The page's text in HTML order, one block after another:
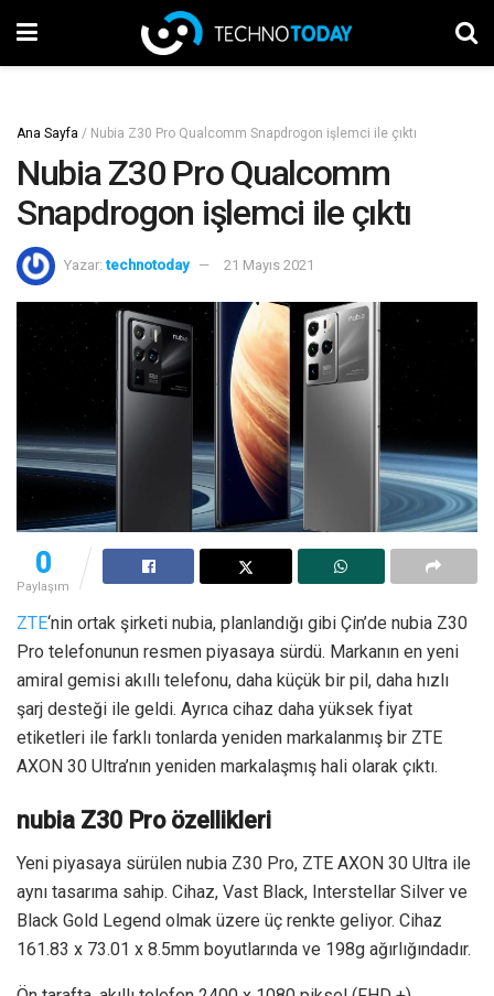
Ana Sayfa / Nubia Z30 Pro Qualcomm Snapdrogon işlemci ile çıktı
Nubia Z30 Pro Qualcomm
Snapdrogon işlemci ile çıktı
Yazar: technotoday 21 Mayıs 2021
0
Paylaşım
ZTE‘nin ortak şirketi nubia, planlandığı gibi Çin’de nubia Z30
Pro telefonunun resmen piyasaya sürdü. Markanın en yeni
amiral gemisi akıllı telefonu, daha küçük bir pil, daha hızlı
şarj desteği ile geldi. Ayrıca cihaz daha yüksek fiyat
etiketleri ile farklı tonlarda yeniden markalanmış bir ZTE
AXON 30 Ultra’nın yeniden markalaşmış hali olarak çıktı.
nubia Z30 Pro özellikleri
Yeni piyasaya sürülen nubia Z30 Pro, ZTE AXON 30 Ultra ile
aynı tasarıma sahip. Cihaz, Vast Black, Interstellar Silver ve
Black Gold Legend olmak üzere üç renkte geliyor. Cihaz
161.83 x 73.01 x 8.5mm boyutlarında ve 198g ağırlığındadır.